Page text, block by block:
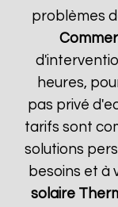
problèmes
heures,
pas privé
tarifs sont
solutions
besoins et à
solaire